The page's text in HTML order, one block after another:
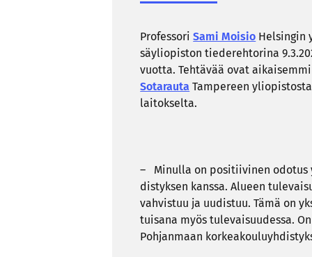
Pro­fes­so­riSami Moi­sio Hel­sin­gin
säy­li­opis­ton tie­de­reh­to­ri­na
vuot­ta. Teh­tä­vää ovat
So­ta­rau­ta Tam­pe­reen
lai­tok­sel­ta.
– Mi­nul­la on po­si­tii­vi­nen odo­tus
dis­tyk­sen kans­sa. Alu­een
vah­vis­tuu ja uu­dis­tuu. Tämä on
tui­sa­na myös tu­le­vai­suu­des­sa.
Pohjanmaan